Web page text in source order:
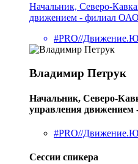
Начальник, Северо-
движением - филиал
#PRO//
Владимир Петрук
Начальник, Северо-
управления
#PRO//
Сессии спикера